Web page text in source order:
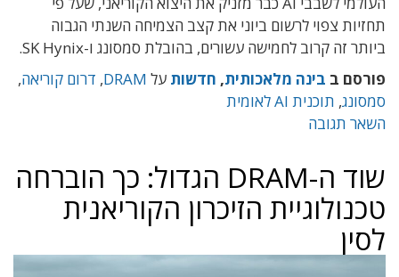
תחזיות צפוי לרשום ביוני את קצב הצמיחה השנתי הגבוה
ביותר זה קרוב לחמישה עשורים, בהובלת סמסונג ו-SK Hynix.
פורסם ב בינה מלאכותית, חדשות על DRAM
, דרום קוריאה,
סמסונג, תוכנית AI לאומית
השאר תגובה
שוד ה-DRAM הגדול: כך הוברחה
טכנולוגיית הזיכרון הקוריאנית
לסין